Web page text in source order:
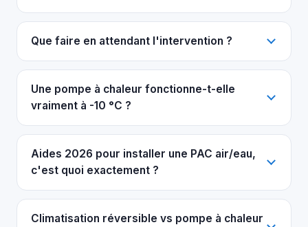
Que faire en attendant l'intervention ?
Une pompe à chaleur fonctionne-t-elle
vraiment à -10 °C ?
Aides 2026 pour installer une PAC air/eau,
c'est quoi exactement ?
Climatisation réversible vs pompe à chaleur